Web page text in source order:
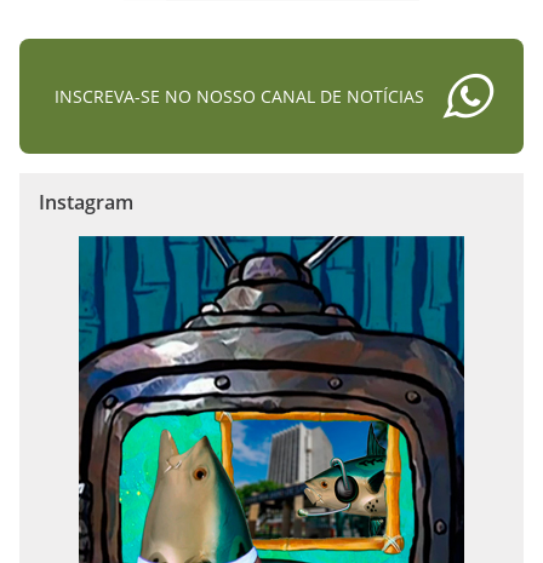
INSCREVA-SE NO NOSSO CANAL DE NOTÍCIAS
Instagram